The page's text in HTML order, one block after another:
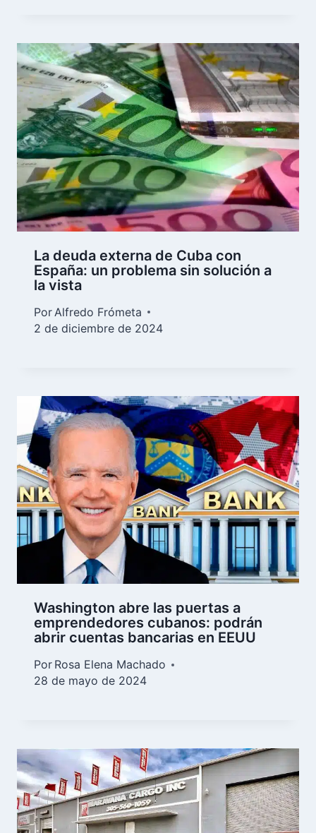
La deuda externa de Cuba con
España: un problema sin solución a
la vista
Por Alfredo Frómeta
2 de diciembre de 2024
Washington abre las puertas a
emprendedores cubanos: podrán
abrir cuentas bancarias en EEUU
Por Rosa Elena Machado
28 de mayo de 2024